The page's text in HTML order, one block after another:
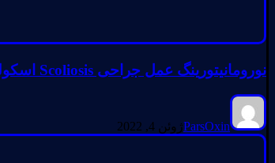
نورومانیتورینگ عمل جراحی Scoliosis اسکولیوزیس
ParsOxinژوئن 4, 2022